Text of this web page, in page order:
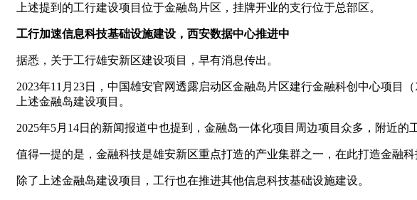
上述提到的工行建设项目位于金融岛片区，挂牌开业的支行位于总部区。
工行加速信息科技基础设施建设，西安数据中心推进中
据悉，关于工行雄安新区建设项目，早有消息传出。
2023年11月23日，中国雄安官网透露启动区金融岛片区建行金融科创中心项目
上述金融岛建设项目。
2025年5月14日的新闻报道中也提到，金融岛一体化项目周边项目众多，附近的
值得一提的是，金融科技是雄安新区重点打造的产业集群之一，在此打造金融
除了上述金融岛建设项目，工行也在推进其他信息科技基础设施建设。